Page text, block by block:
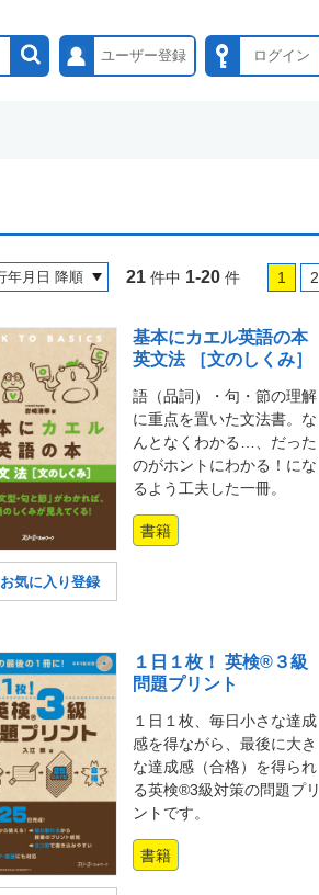
ユーザー登録 ログイン
21 件中 1-20 件 1 2
お気に入り登録
基本にカエル英語の本
英文法 ［文のしくみ］
語（品詞）・句・節の理解
に重点を置いた文法書。な
んとなくわかる…、だった
のがホントにわかる！にな
るよう工夫した一冊。
書籍
１日１枚！ 英検®３級
問題プリント
１日１枚、毎日小さな達成
感を得ながら、最後に大き
な達成感（合格）を得られ
る英検®3級対策の問題プリ
ントです。
書籍